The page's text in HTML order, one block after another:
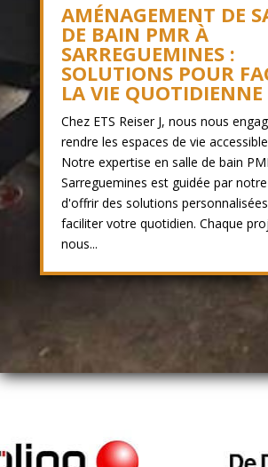
AMÉNAGEMENT DE
DE BAIN PMR À
SARREGUEMINES :
SOLUTIONS POUR
LA VIE QUOTIDIENNE
Chez ETS Reiser J, nous nous
rendre les espaces de vie
Notre expertise en salle de bain
Sarreguemines est guidée par
d'offrir des solutions
faciliter votre quotidien. Chaque
nous...